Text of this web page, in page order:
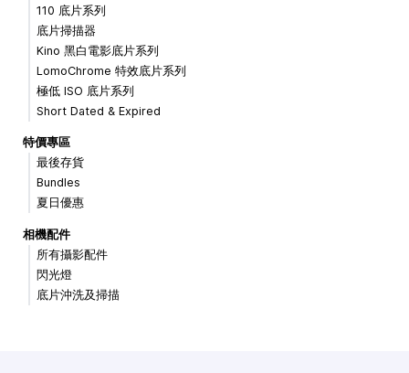
110 底片系列
底片掃描器
Kino 黑白電影底片系列
LomoChrome 特效底片系列
極低 ISO 底片系列
Short Dated & Expired
特價專區
最後存貨
Bundles
夏日優惠
相機配件
所有攝影配件
閃光燈
底片沖洗及掃描